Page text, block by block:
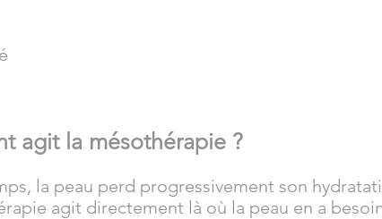
agit la mésothérapie ?
la peau perd progressivement son
agit directement là où la peau en a